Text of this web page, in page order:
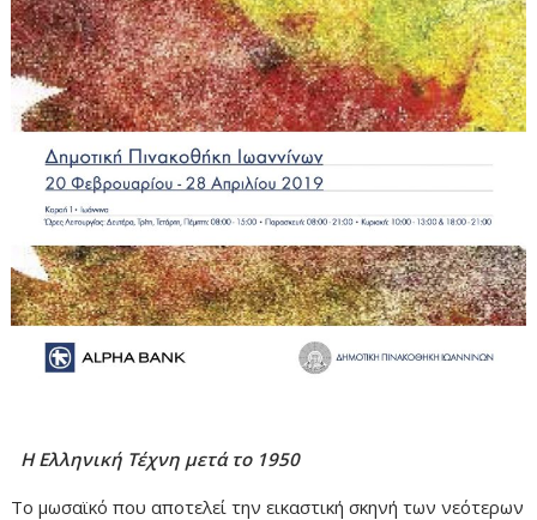
H Ελληνική Τέχνη μετά το 1950
Το μωσαϊκό που αποτελεί την εικαστική σκηνή των νεότερων